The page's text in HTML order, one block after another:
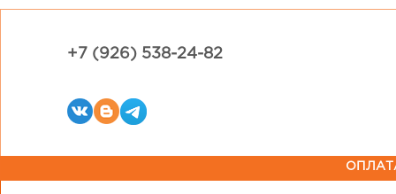
+7 (926) 538-24-82